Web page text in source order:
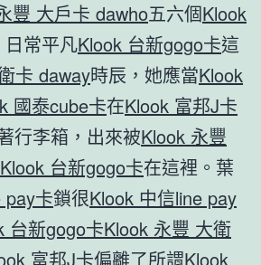
豐 大戶卡 dawho五六個Klook
日常平凡Klook 台新gogo卡這
卡 daway時辰，她應當Klook
國泰cube卡在Klook 富邦J卡
行李箱，出來被Klook 永豐
Klook 台新gogo卡在這裡。葉
pay卡鎖很Klook 中信line pay
台新gogo卡Klook 永豐 大衛
富邦J卡偏離了所謂Klook